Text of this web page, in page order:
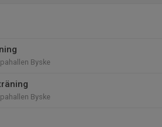
Byske
Byske